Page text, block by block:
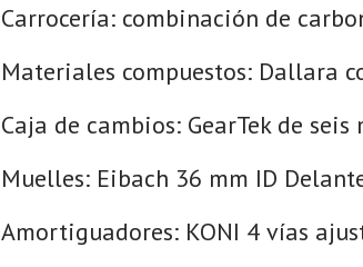
Carrocería: combinación de
Materiales compuestos: Dallara
Caja de cambios: GearTek de
Muelles: Eibach 36 mm ID
Amortiguadores: KONI 4 vías